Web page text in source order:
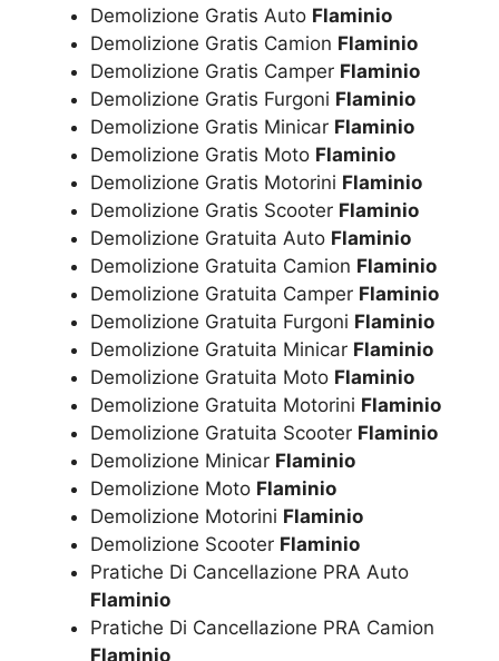
Demolizione Gratis Auto Flaminio
Demolizione Gratis Camion Flaminio
Demolizione Gratis Camper Flaminio
Demolizione Gratis Furgoni Flaminio
Demolizione Gratis Minicar Flaminio
Demolizione Gratis Moto Flaminio
Demolizione Gratis Motorini Flaminio
Demolizione Gratis Scooter Flaminio
Demolizione Gratuita Auto Flaminio
Demolizione Gratuita Camion Flaminio
Demolizione Gratuita Camper Flaminio
Demolizione Gratuita Furgoni Flaminio
Demolizione Gratuita Minicar Flaminio
Demolizione Gratuita Moto Flaminio
Demolizione Gratuita Motorini Flaminio
Demolizione Gratuita Scooter Flaminio
Demolizione Minicar Flaminio
Demolizione Moto Flaminio
Demolizione Motorini Flaminio
Demolizione Scooter Flaminio
Pratiche Di Cancellazione PRA Auto
Flaminio
Pratiche Di Cancellazione PRA Camion
Flaminio